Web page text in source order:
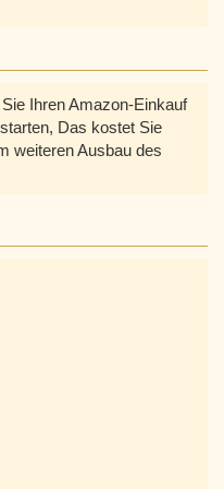
Ihren Amazon-Einkauf
starten, Das kostet Sie
weiteren Ausbau des